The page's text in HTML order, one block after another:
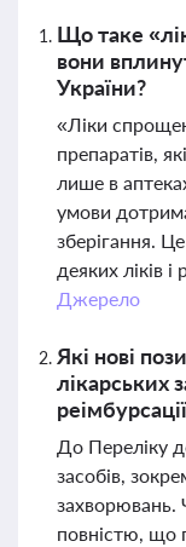
Що таке
вони
України?
«Ліки
препаратів,
лише в
умови
зберігання.
деяких ліків
Джерело
Які нові
лікарських
До Переліку
засобів,
захворювань.
повністю, що